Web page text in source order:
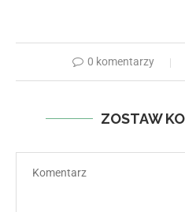
0 komentarzy
ZOSTAW